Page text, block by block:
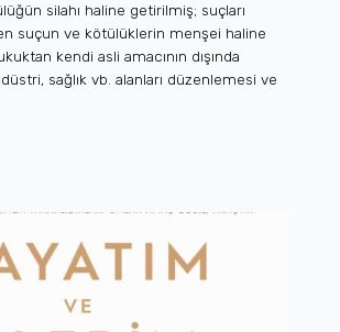
silahı haline getirilmiş; suçları
suçun ve kötülüklerin menşei haline
kendi asli amacının dışında
sağlık vb. alanları düzenlemesi ve